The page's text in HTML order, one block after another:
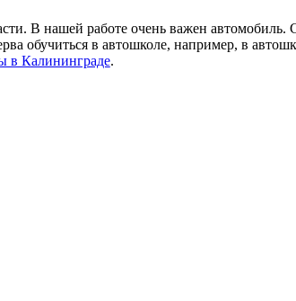
В нашей работе очень важен
обучиться в автошколе, например, в
в Калининграде.